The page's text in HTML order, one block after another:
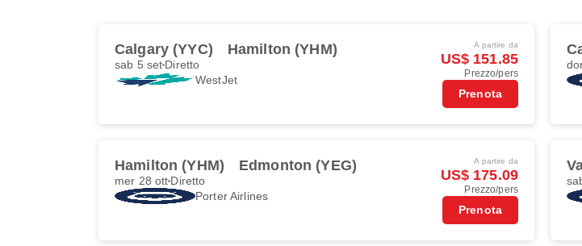
Calgary (YYC) Hamilton (YHM)
sab 5 set Diretto
WestJet
A partire da
US$ 151.85
Prezzo/pers
Prenota
Hamilton (YHM) Edmonton (YEG)
mer 28 ott Diretto
Porter Airlines
A partire da
US$ 175.09
Prezzo/pers
Prenota